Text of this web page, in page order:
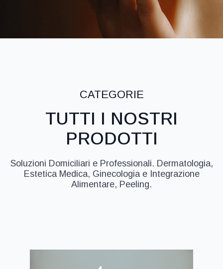
CATEGORIE
TUTTI I NOSTRI
PRODOTTI
Soluzioni Domiciliari e Professionali. Dermatologia,
Estetica Medica, Ginecologia e Integrazione
Alimentare, Peeling.